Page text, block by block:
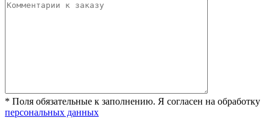
* Поля обязательные к заполнению. Я согласен на обработку
персональных данных